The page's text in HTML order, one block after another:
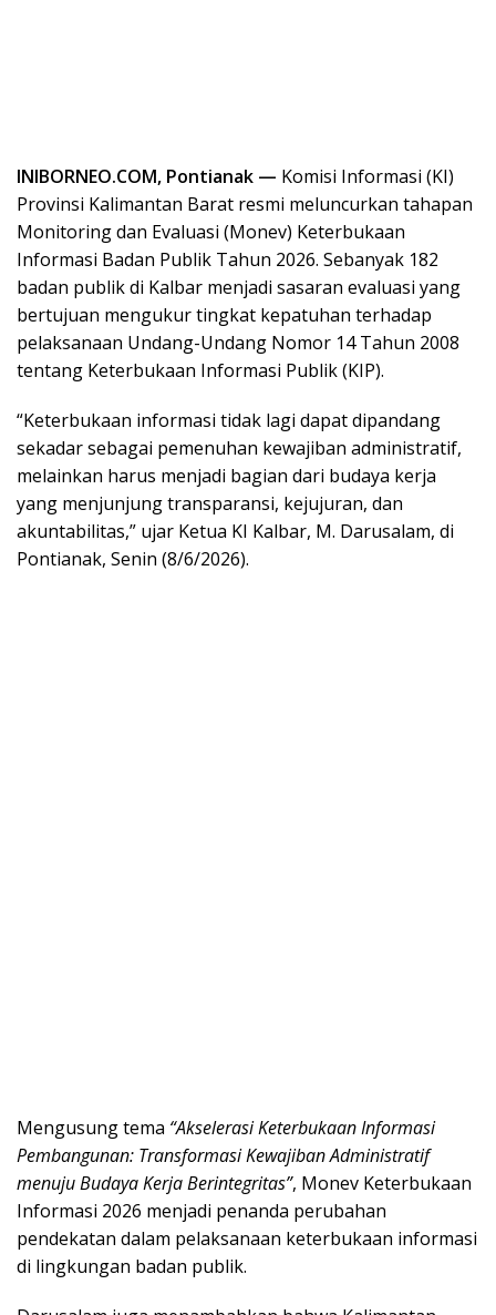
INIBORNEO.COM, Pontianak — Komisi Informasi (KI)
Provinsi Kalimantan Barat resmi meluncurkan tahapan
Monitoring dan Evaluasi (Monev) Keterbukaan
Informasi Badan Publik Tahun 2026. Sebanyak 182
badan publik di Kalbar menjadi sasaran evaluasi yang
bertujuan mengukur tingkat kepatuhan terhadap
pelaksanaan Undang-Undang Nomor 14 Tahun 2008
tentang Keterbukaan Informasi Publik (KIP).
“Keterbukaan informasi tidak lagi dapat dipandang
sekadar sebagai pemenuhan kewajiban administratif,
melainkan harus menjadi bagian dari budaya kerja
yang menjunjung transparansi, kejujuran, dan
akuntabilitas,” ujar Ketua KI Kalbar, M. Darusalam, di
Pontianak, Senin (8/6/2026).
Mengusung tema “Akselerasi Keterbukaan Informasi
Pembangunan: Transformasi Kewajiban Administratif
menuju Budaya Kerja Berintegritas”, Monev Keterbukaan
Informasi 2026 menjadi penanda perubahan
pendekatan dalam pelaksanaan keterbukaan informasi
di lingkungan badan publik.